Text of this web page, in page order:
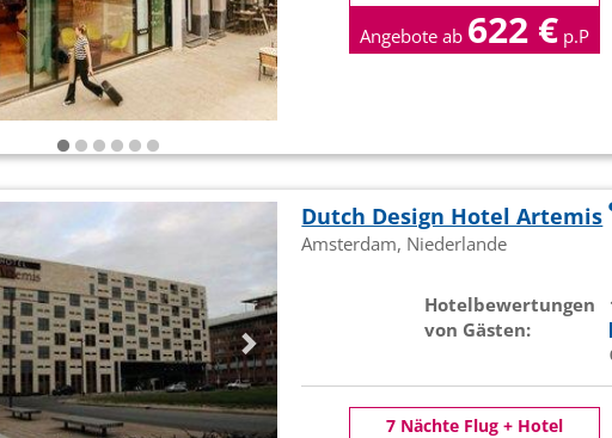
Angebote ab 622 € p.P
Dutch Design Hotel Artemis
Amsterdam, Niederlande
Hotelbewertungen
von Gästen:
7 Nächte Flug + Hotel